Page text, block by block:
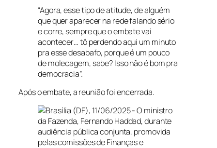
“Agora, esse tipo de atitude, de alguém
que quer aparecer na rede falando sério
e corre, sempre que o embate vai
acontecer… tô perdendo aqui um minuto
pra esse desabafo, porque é um pouco
de molecagem, sabe? Isso não é bom pra
democracia”.
Após o embate, a reunião foi encerrada.